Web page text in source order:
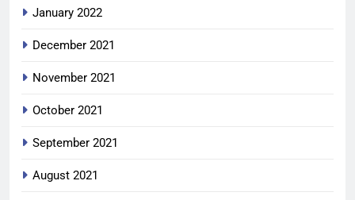
January 2022
December 2021
November 2021
October 2021
September 2021
August 2021